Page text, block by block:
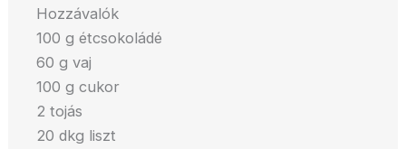
Hozzávalók
100 g étcsokoládé
60 g vaj
100 g cukor
2 tojás
20 dkg liszt